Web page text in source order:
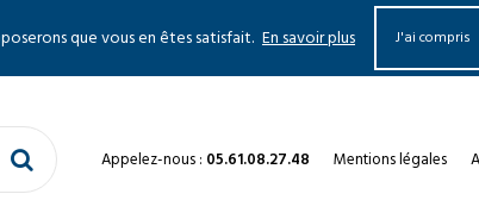
que vous en êtes satisfait. En savoir plus J'ai compris
Appelez-nous : 05.61.08.27.48 Mentions légales